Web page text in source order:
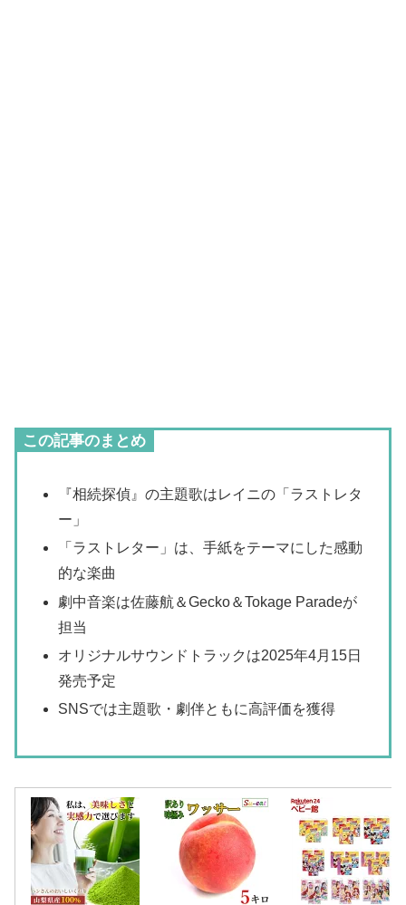
この記事のまとめ
『相続探偵』の主題歌はレイニの「ラストレタ
ー」
「ラストレター」は、手紙をテーマにした感動
的な楽曲
劇中音楽は佐藤航＆Gecko＆Tokage Paradeが
担当
オリジナルサウンドトラックは2025年4月15日
発売予定
SNSでは主題歌・劇伴ともに高評価を獲得